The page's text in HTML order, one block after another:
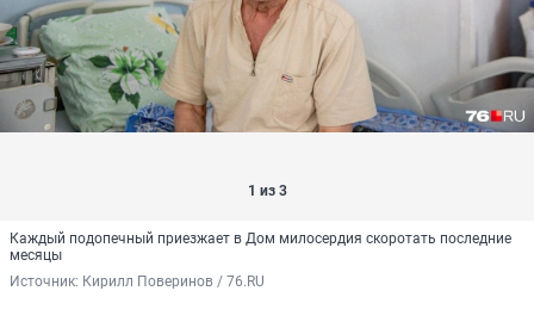
1 из 3
Каждый подопечный приезжает в Дом милосердия скоротать последние
месяцы
Источник: Кирилл Поверинов / 76.RU